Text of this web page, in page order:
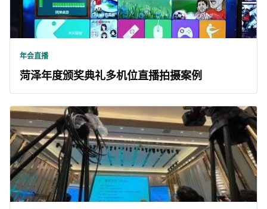
年会直播
菏泽年度颁奖典礼多机位直播拍摄案例